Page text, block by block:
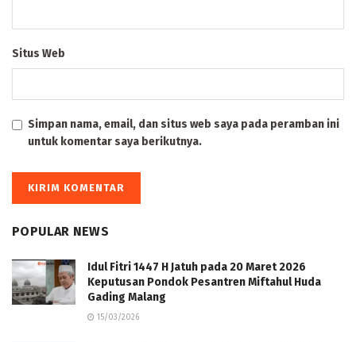
Situs Web
Simpan nama, email, dan situs web saya pada peramban ini
untuk komentar saya berikutnya.
POPULAR NEWS
Idul Fitri 1447 H Jatuh pada 20 Maret 2026
Keputusan Pondok Pesantren Miftahul Huda
Gading Malang
15/03/2026